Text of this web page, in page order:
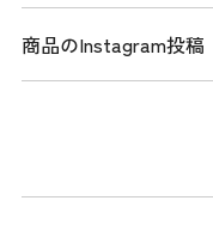
商品説明
のあるMICROERAを使
商品のInstagram投稿